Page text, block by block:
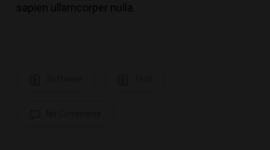
sapien ullamcorper nulla.